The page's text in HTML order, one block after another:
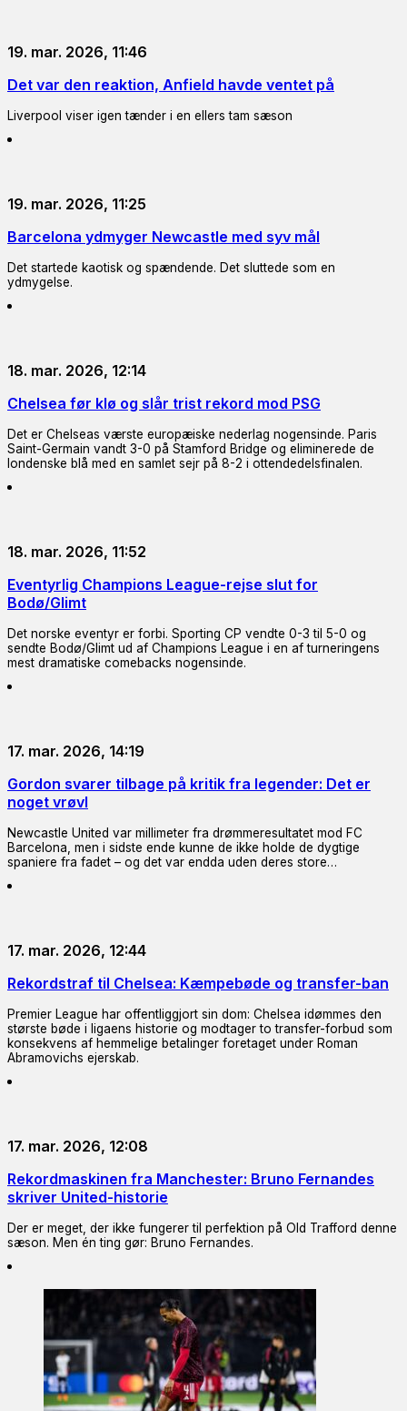
19. mar. 2026, 11:46
Det var den reaktion, Anfield havde ventet på
Liverpool viser igen tænder i en ellers tam sæson
19. mar. 2026, 11:25
Barcelona ydmyger Newcastle med syv mål
Det startede kaotisk og spændende. Det sluttede som en
ydmygelse.
18. mar. 2026, 12:14
Chelsea før klø og slår trist rekord mod PSG
Det er Chelseas værste europæiske nederlag nogensinde. Paris
Saint-Germain vandt 3-0 på Stamford Bridge og eliminerede de
londenske blå med en samlet sejr på 8-2 i ottendedelsfinalen.
18. mar. 2026, 11:52
Eventyrlig Champions League-rejse slut for
Bodø/Glimt
Det norske eventyr er forbi. Sporting CP vendte 0-3 til 5-0 og
sendte Bodø/Glimt ud af Champions League i en af turneringens
mest dramatiske comebacks nogensinde.
17. mar. 2026, 14:19
Gordon svarer tilbage på kritik fra legender: Det er
noget vrøvl
Newcastle United var millimeter fra drømmeresultatet mod FC
Barcelona, men i sidste ende kunne de ikke holde de dygtige
spaniere fra fadet – og det var endda uden deres store…
17. mar. 2026, 12:44
Rekordstraf til Chelsea: Kæmpebøde og transfer-ban
Premier League har offentliggjort sin dom: Chelsea idømmes den
største bøde i ligaens historie og modtager to transfer-forbud som
konsekvens af hemmelige betalinger foretaget under Roman
Abramovichs ejerskab.
17. mar. 2026, 12:08
Rekordmaskinen fra Manchester: Bruno Fernandes
skriver United-historie
Der er meget, der ikke fungerer til perfektion på Old Trafford denne
sæson. Men én ting gør: Bruno Fernandes.